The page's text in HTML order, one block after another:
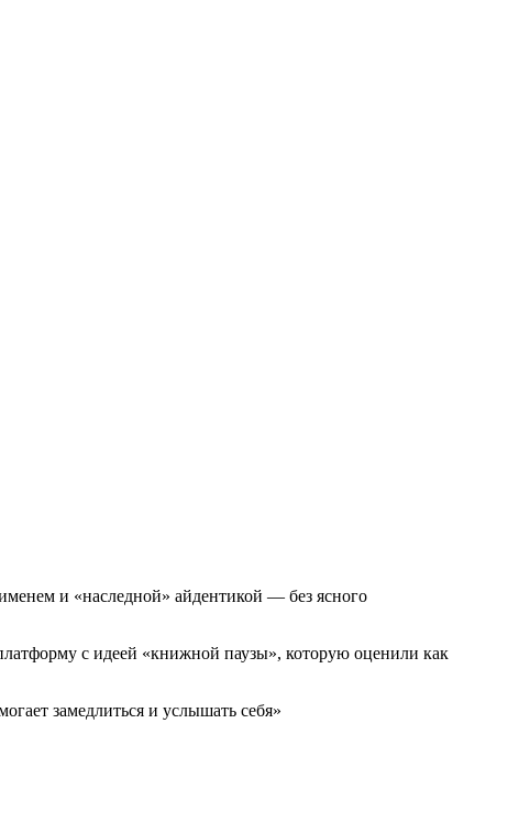
и «наследной» айдентикой — без ясного
с идеей «книжной паузы», которую оценили как
замедлиться и услышать себя»